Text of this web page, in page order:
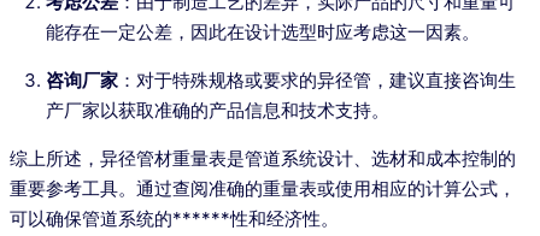
能存在一定公差，因此在设计选型时应考虑这一因素。
咨询厂家 ：对于特殊规格或要求的异径管，建议直接咨询生
产厂家以获取准确的产品信息和技术支持。
综上所述，异径管材重量表是管道系统设计、选材和成本控制的
重要参考工具。通过查阅准确的重量表或使用相应的计算公式，
可以确保管道系统的******性和经济性。